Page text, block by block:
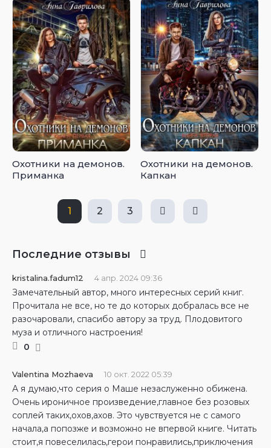
Охотники на демонов.
Приманка
Охотники на демонов.
Капкан
1 2 3
Последние отзывы
kristalina.fadum12 4 апр. 2024 09:36
Замечательный автор, много интересных серий книг.
Прочитала не все, но те до которых добралась все не
разочаровали, спасибо автору за труд. Плодовитого
муза и отличного настроения!
0
Valentina Mozhaeva 10 окт. 2022 05:39
А я думаю,что серия о Маше незаслуженно обижена.
Очень ироничное произведение,главное без розовых
соплей таких,охов,ахов. Это чувствуется не с самого
начала,а попозже и возможно не впервой книге. Читать
стоит,я повеселилась,герои понравились,приключения